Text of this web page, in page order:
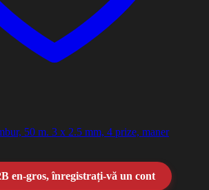
50 m. 3 x 2.5 mm, 4 prize, maner
en-gros, înregistrați-vă un cont